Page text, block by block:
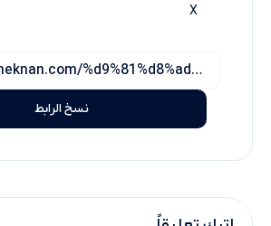
X
نسخ الرابط